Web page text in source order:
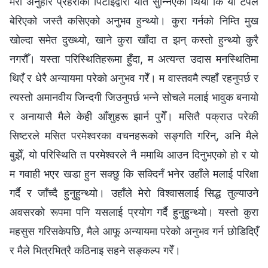
बेरिएको जस्तै कसिएको अनुभव हुन्थ्यो। कुरा गर्नको निम्ति मुख
खोल्दा समेत दुख्थ्यो, खाने कुरा खाँदा त झन् कस्तो हुन्थ्यो कुरै
नगरौँ। यस्ता परिस्थितिहरूमा हुँदा, म अत्यन्त उदास मनस्थितिमा
थिएँ र धेरै अन्यायमा परेको अनुभव गरेँ। म वास्तवमै त्यहाँ रहनुपर्छ र
त्यस्तो अमानवीय जिन्दगी जिउनुपर्छ भन्‍ने सोचले मलाई भावुक बनायो
र अनायासै मैले केही आँशुहरू झार्न पुगेँ। मसितै पक्राउ परेकी
सिष्टरले मसित परमेश्‍वरका वचनहरूको सङ्गति गरिन्, अनि मैले
बुझेँ, यो परिस्थिति त परमेश्‍वरले नै ममाथि आउन दिनुभएको हो र यो
म गवाही भएर खडा हुन सक्छु कि सक्दिनँ भनेर उहाँले मलाई परिक्षा
गर्दै र जाँच्दै हुनुहुन्थ्यो। उहाँले मेरो विश्‍वासलाई सिद्ध तुल्याउने
अवसरको रूपमा पनि यसलाई प्रयोग गर्दै हुनुहुन्थ्यो। यस्तो कुरा
महसुस गरिसकेपछि, मैले आफू अन्यायमा परेको अनुभव गर्न छोडिदिएँ
र मैले भित्रभित्रै कठिनाइ सहने सङ्कल्प गरेँ।